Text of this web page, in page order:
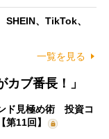
、TikTok、
一覧を見る
ブ番長！」
ド見極め術 投資コ
第11回】